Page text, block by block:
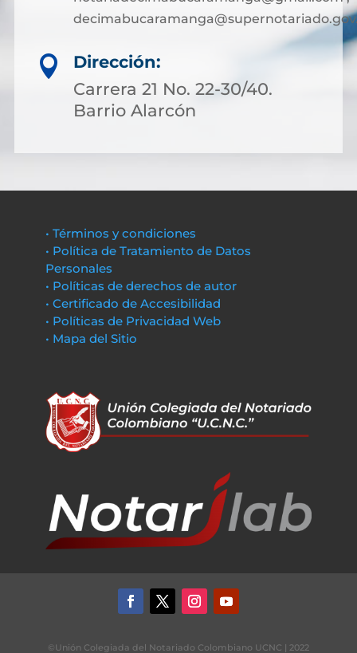

Dirección:
Carrera 21 No. 22-30/40.
Barrio Alarcón
• Términos y condiciones
• Política de Tratamiento de Datos
Personales
• Políticas de derechos de autor
• Certificado de Accesibilidad
• Políticas de Privacidad Web
• Mapa del Sitio
©Unión Colegiada del Notariado Colombiano UCNC | 2022